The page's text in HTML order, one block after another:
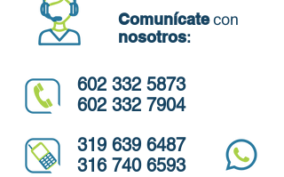
Comunícatecon
nosotros:
602 332 5873
602 332 7904
319 639 6487
316 740 6593